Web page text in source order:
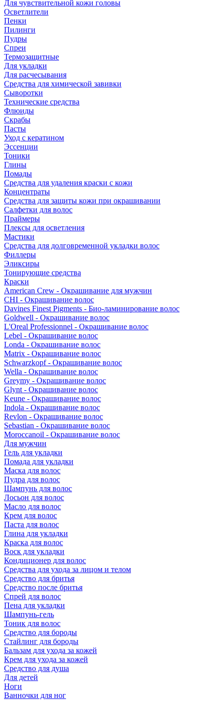
Для чувствительной кожи головы
Осветлители
Пенки
Пилинги
Пудры
Спреи
Термозащитные
Для укладки
Для расчесывания
Средства для химической завивки
Сыворотки
Технические средства
Флюиды
Скрабы
Пасты
Уход с кератином
Эссенции
Тоники
Глины
Помады
Средства для удаления краски с кожи
Концентраты
Средства для защиты кожи при окрашивании
Салфетки для волос
Праймеры
Плексы для осветления
Мастики
Средства для долговременной укладки волос
Филлеры
Эликсиры
Тонирующие средства
Краски
American Crew - Окрашивание для мужчин
CHI - Окрашивание волос
Davines Finest Pigments - Био-ламинирование волос
Goldwell - Окрашивание волос
L'Oreal Professionnel - Окрашивание волос
Lebel - Окрашивание волос
Londa - Окрашивание волос
Matrix - Окрашивание волос
Schwarzkopf - Окрашивание волос
Wella - Окрашивание волос
Greymy - Окрашивание волос
Glynt - Окрашивание волос
Keune - Окрашивание волос
Indola - Окрашивание волос
Revlon - Окрашивание волос
Sebastian - Окрашивание волос
Moroccanoil - Окрашивание волос
Для мужчин
Гель для укладки
Помада для укладки
Маска для волос
Пудра для волос
Шампунь для волос
Лосьон для волос
Масло для волос
Крем для волос
Паста для волос
Глина для укладки
Краска для волос
Воск для укладки
Кондиционер для волос
Средства для ухода за лицом и телом
Средство для бритья
Средство после бритья
Спрей для волос
Пена для укладки
Шампунь-гель
Тоник для волос
Средство для бороды
Стайлинг для бороды
Бальзам для ухода за кожей
Крем для ухода за кожей
Средство для душа
Для детей
Ноги
Ванночки для ног